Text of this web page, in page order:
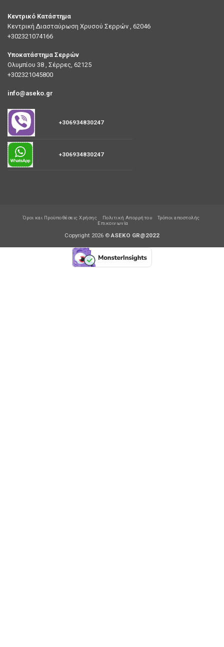
Κεντρικό Κατάστημα
Κεντρική Διασταύρωση Χρυσού Σερρών , 62046
+302321074166
Υποκατάστημα Σερρών
Ολυμπίου 38 , Σέρρες, 62125
+302321045800
info@aseko.gr
+306934830247
+306934830247
Όροι και Προϋποθέσεις Χρήσης Πολιτική Απορρήτου
Τρόποι αποστολής
Επικοινωνία
Copyright 2026 ©ASEKO GR@2022